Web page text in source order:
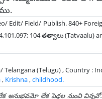
Edit/ Field/ Publish. 840+
104 తత్వాలు (Tatvaalu)
Telangana (Telugu) , Country :
, Krishna,childhood.
లేక పెద్దల నుంచి